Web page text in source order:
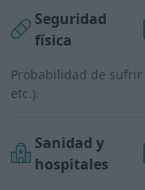
Seguridad
física
Probabilidad de
etc.).
Sanidad y
hospitales